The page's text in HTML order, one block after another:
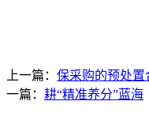
上一篇： 保采购的预处
一篇： 耕“精准养分”蓝海